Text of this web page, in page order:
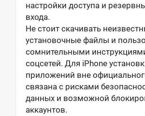
настройки доступа и
входа.
Не стоит скачивать
установочные файлы и
сомнительными
соцсетей. Для iPhone
приложений вне
связана с рисками
данных и возможной
аккаунтов.